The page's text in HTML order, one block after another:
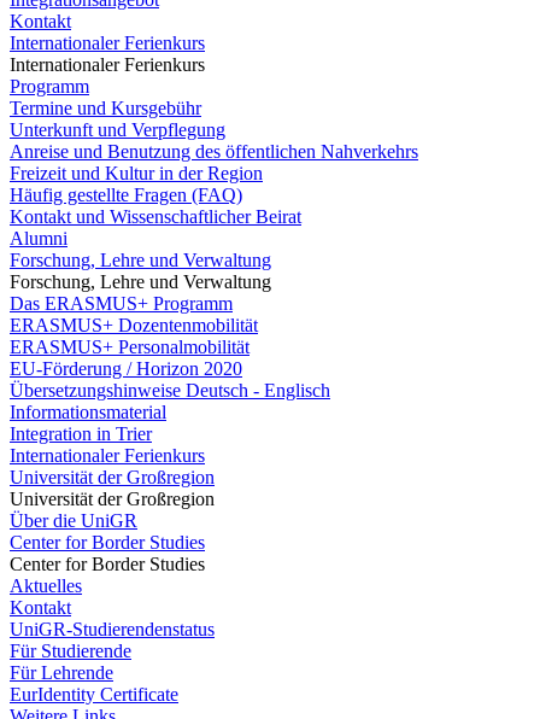
Kontakt
Internationaler Ferienkurs
Internationaler Ferienkurs
Programm
Termine und Kursgebühr
Unterkunft und Verpflegung
Anreise und Benutzung des öffentlichen Nahverkehrs
Freizeit und Kultur in der Region
Häufig gestellte Fragen (FAQ)
Kontakt und Wissenschaftlicher Beirat
Alumni
Forschung, Lehre und Verwaltung
Forschung, Lehre und Verwaltung
Das ERASMUS+ Programm
ERASMUS+ Dozentenmobilität
ERASMUS+ Personalmobilität
EU-Förderung / Horizon 2020
Übersetzungshinweise Deutsch - Englisch
Informationsmaterial
Integration in Trier
Internationaler Ferienkurs
Universität der Großregion
Universität der Großregion
Über die UniGR
Center for Border Studies
Center for Border Studies
Aktuelles
Kontakt
UniGR-Studierendenstatus
Für Studierende
Für Lehrende
EurIdentity Certificate